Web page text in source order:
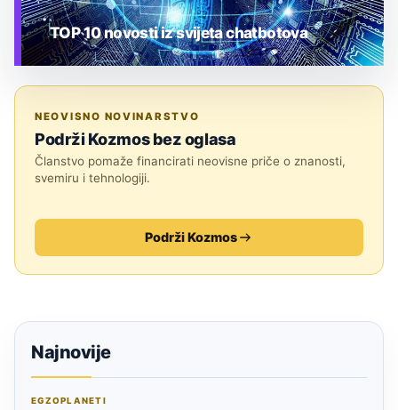
TOP 10 novosti iz svijeta chatbotova
NEOVISNO NOVINARSTVO
Podrži Kozmos bez oglasa
Članstvo pomaže financirati neovisne priče o znanosti,
svemiru i tehnologiji.
Podrži Kozmos
Najnovije
EGZOPLANETI